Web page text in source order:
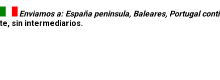
Enviamos a: España peninsula, Baleares, Portugal
sin intermediarios.